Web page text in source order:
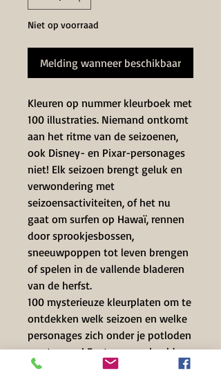
Niet op voorraad
Melding wanneer beschikbaar
Kleuren op nummer kleurboek met
100 illustraties. Niemand ontkomt
aan het ritme van de seizoenen,
ook Disney- en Pixar-personages
niet! Elk seizoen brengt geluk en
verwondering met
seizoensactiviteiten, of het nu
gaat om surfen op Hawaï, rennen
door sprookjesbossen,
sneeuwpoppen tot leven brengen
of spelen in de vallende bladeren
van de herfst.
100 mysterieuze kleurplaten om te
ontdekken welk seizoen en welke
personages zich onder je potloden
verstoppen! Er staan voorbeeld
tekeningen van elke plaat achterin